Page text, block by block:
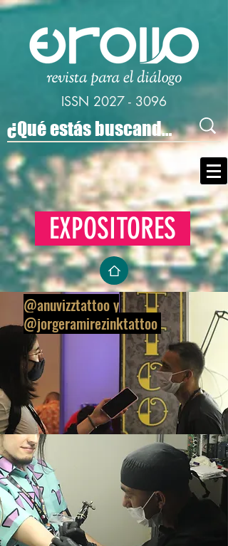
ISSN 2027 - 3096
EXPOSITORES
@anuvizztattoo y
@jorgeramirezinktattoo